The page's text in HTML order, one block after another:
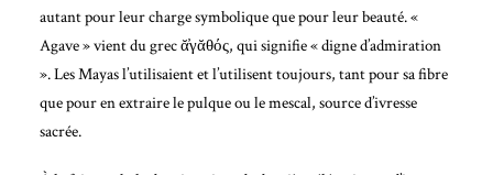
autant pour leur charge symbolique que pour leur beauté. «
Agave » vient du grec ᾰ̓γᾰθός, qui signifie « digne d’admiration
». Les Mayas l’utilisaient et l’utilisent toujours, tant pour sa fibre
que pour en extraire le pulque ou le mescal, source d’ivresse
sacrée.